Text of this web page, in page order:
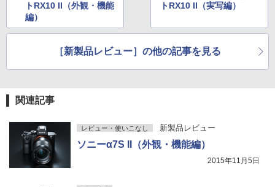
トRX10 II（外観・機能
編）
トRX10 II（実写編）
［新製品レビュー］の他の記事を見る
関連記事
レビュー・使いこなし 新製品レビュー
ソニーα7S II（外観・機能編）
2015年11月5日